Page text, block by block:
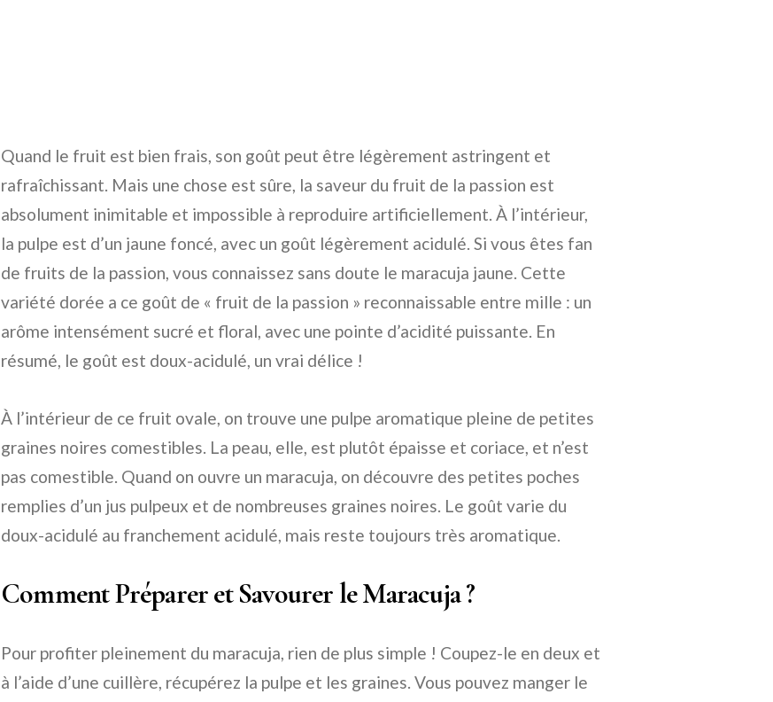
Quand le fruit est bien frais, son goût peut être légèrement astringent et
rafraîchissant. Mais une chose est sûre, la saveur du fruit de la passion est
absolument inimitable et impossible à reproduire artificiellement. À l’intérieur,
la pulpe est d’un jaune foncé, avec un goût légèrement acidulé. Si vous êtes fan
de fruits de la passion, vous connaissez sans doute le maracuja jaune. Cette
variété dorée a ce goût de « fruit de la passion » reconnaissable entre mille : un
arôme intensément sucré et floral, avec une pointe d’acidité puissante. En
résumé, le goût est doux-acidulé, un vrai délice !
À l’intérieur de ce fruit ovale, on trouve une pulpe aromatique pleine de petites
graines noires comestibles. La peau, elle, est plutôt épaisse et coriace, et n’est
pas comestible. Quand on ouvre un maracuja, on découvre des petites poches
remplies d’un jus pulpeux et de nombreuses graines noires. Le goût varie du
doux-acidulé au franchement acidulé, mais reste toujours très aromatique.
Comment Préparer et Savourer le Maracuja ?
Pour profiter pleinement du maracuja, rien de plus simple ! Coupez-le en deux et
à l’aide d’une cuillère, récupérez la pulpe et les graines. Vous pouvez manger le